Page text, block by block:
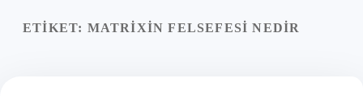
Yasal Uyarı
ETIKET: MATRIXIN FELSEFESI NEDIR